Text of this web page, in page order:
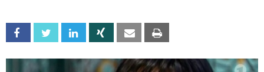
Facebook Twitter Linkedin Xing Email